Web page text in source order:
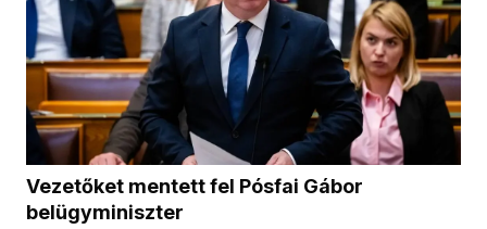
Vezetőket mentett fel Pósfai Gábor
belügyminiszter